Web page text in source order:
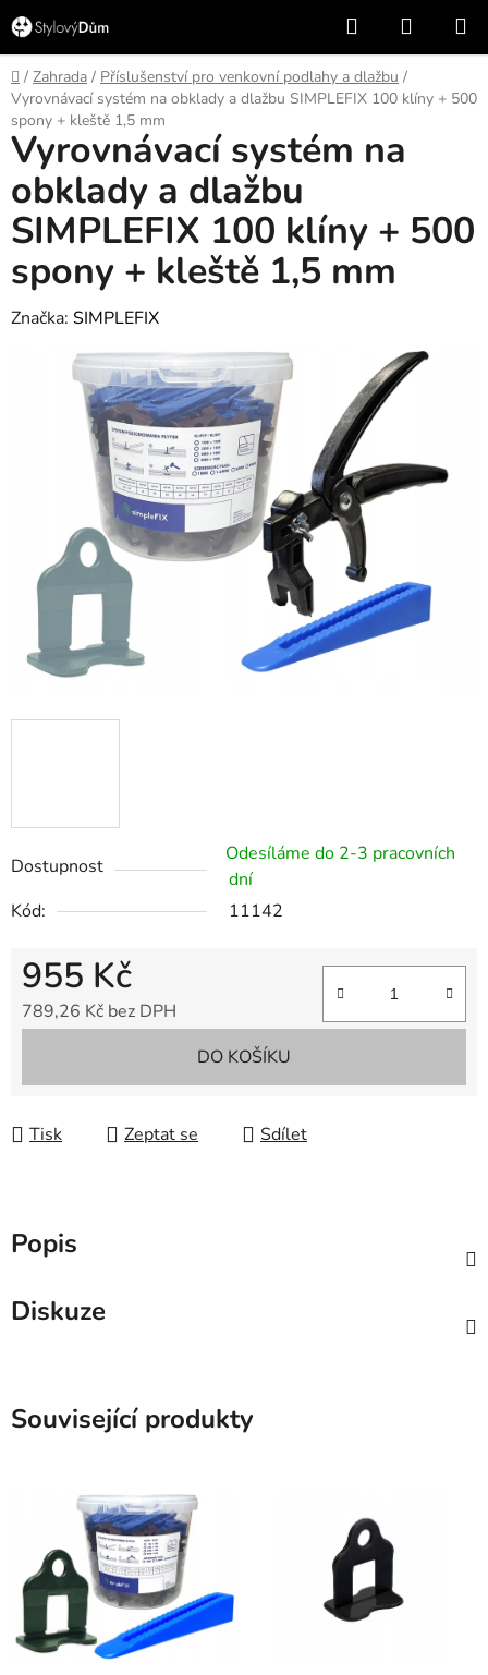
Přejít
na
obsah
Hledat
KOŠÍK
Domů
/ Zahrada / Příslušenství pro venkovní podlahy a dlažbu /
Vyrovnávací systém na obklady a dlažbu SIMPLEFIX 100 klíny + 500
spony + kleště 1,5 mm
Dostupnost
Odesíláme do 2-3 pracovních
dní
Kód:
11142
955 Kč
789,26 Kč bez DPH
DO KOŠÍKU
Tisk Zeptat se Sdílet
Vyrovnávací systém na
obklady a dlažbu
SIMPLEFIX 100 klíny + 500
spony + kleště 1,5 mm
Značka: SIMPLEFIX
Popis
Diskuze
Související produkty